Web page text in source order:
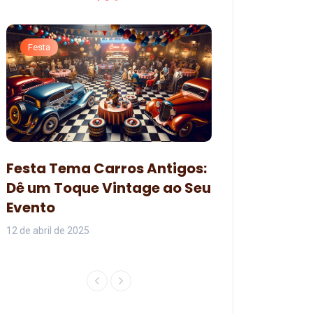
Festa
Festa Tema Carros Antigos:
Dê um Toque Vintage ao Seu
Evento
12 de abril de 2025